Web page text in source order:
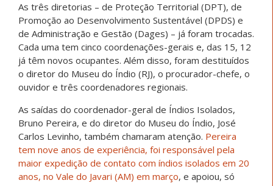
As três diretorias – de Proteção Territorial (DPT), de
Promoção ao Desenvolvimento Sustentável (DPDS) e
de Administração e Gestão (Dages) – já foram trocadas.
Cada uma tem cinco coordenações-gerais e, das 15, 12
já têm novos ocupantes. Além disso, foram destituídos
o diretor do Museu do Índio (RJ), o procurador-chefe, o
ouvidor e três coordenadores regionais.
As saídas do coordenador-geral de Índios Isolados,
Bruno Pereira, e do diretor do Museu do Índio, José
Carlos Levinho, também chamaram atenção. Pereira
tem nove anos de experiência, foi responsável pela
maior expedição de contato com índios isolados em 20
anos, no Vale do Javari (AM) em março, e apoiou, só